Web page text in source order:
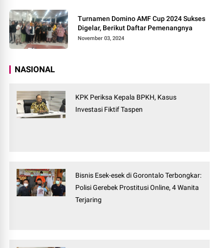
Turnamen Domino AMF Cup 2024 Sukses
Digelar, Berikut Daftar Pemenangnya
November 03, 2024
NASIONAL
KPK Periksa Kepala BPKH, Kasus
Investasi Fiktif Taspen
Bisnis Esek-esek di Gorontalo Terbongkar:
Polisi Gerebek Prostitusi Online, 4 Wanita
Terjaring